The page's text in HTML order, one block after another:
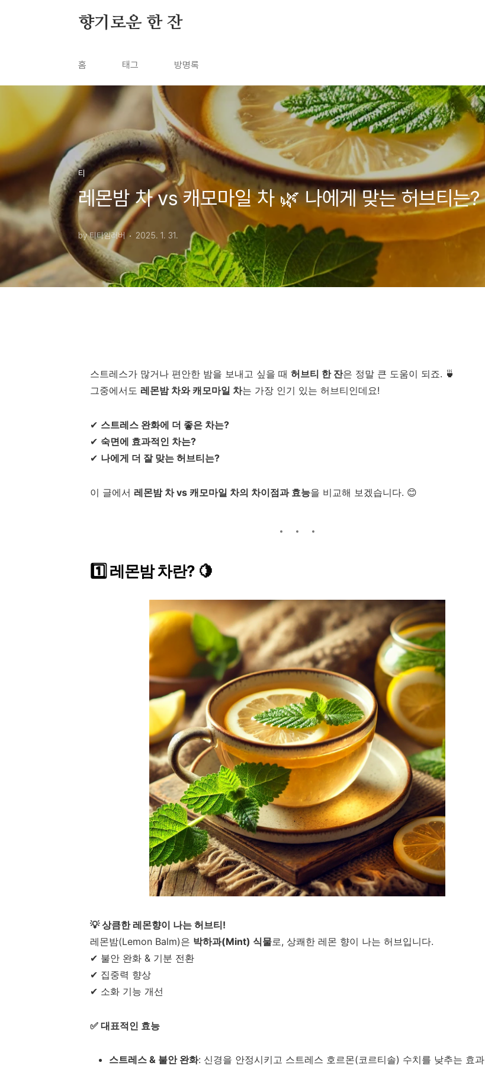
향기로운 한 잔
홈 태그 방명록
티
레몬밤 차 vs 캐모마일 차 🌿 나에게 맞는 허브티는?
by 티타임러버 2025. 1. 31.
스트레스가 많거나 편안한 밤을 보내고 싶을 때 허브티 한 잔은 정말 큰 도움이 되죠. 🍵
그중에서도 레몬밤 차와 캐모마일 차는 가장 인기 있는 허브티인데요!
✔ 스트레스 완화에 더 좋은 차는?
✔ 숙면에 효과적인 차는?
✔ 나에게 더 잘 맞는 허브티는?
이 글에서 레몬밤 차 vs 캐모마일 차의 차이점과 효능을 비교해 보겠습니다. 😊
1️⃣ 레몬밤 차란? 🍋
💡 상큼한 레몬향이 나는 허브티!
레몬밤(Lemon Balm)은 박하과(Mint) 식물로, 상쾌한 레몬 향이 나는 허브입니다.
✔ 불안 완화 & 기분 전환
✔ 집중력 향상
✔ 소화 기능 개선
✅ 대표적인 효능
스트레스 & 불안 완화: 신경을 안정시키고 스트레스 호르몬(코르티솔) 수치를 낮추는 효과